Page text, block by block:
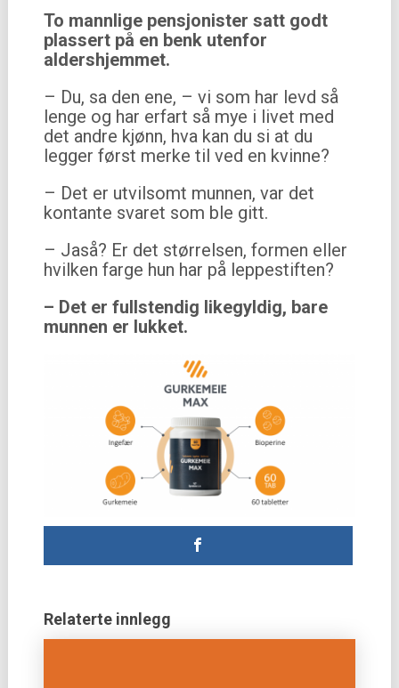
To mannlige pensjonister satt godt
plassert på en benk utenfor
aldershjemmet.
– Du, sa den ene, – vi som har levd så
lenge og har erfart så mye i livet med
det andre kjønn, hva kan du si at du
legger først merke til ved en kvinne?
– Det er utvilsomt munnen, var det
kontante svaret som ble gitt.
– Jaså? Er det størrelsen, formen eller
hvilken farge hun har på leppestiften?
– Det er fullstendig likegyldig, bare
munnen er lukket.
Relaterte innlegg